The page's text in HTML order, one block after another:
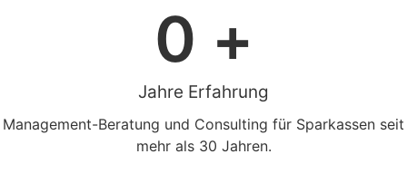
Jahre Erfahrung
0 +
Management-Beratung und Consulting für Sparkassen seit
mehr als 30 Jahren.